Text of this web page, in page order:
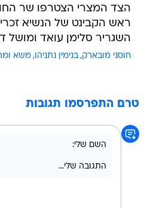
הצד המצרי הצטרפו שר
ראש הקבינט של הנשיא
השגריר סלימן עואד ומושל
חוסני מובארק בנימין נתניהו משא
טרם התפרסמו תגובות